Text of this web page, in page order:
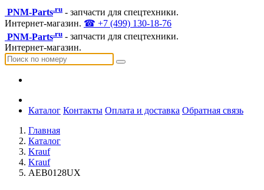
PNM-Parts.ru - запчасти для спецтехники.
Интернет-магазин. ☎ +7 (499) 130-18-76
PNM-Parts.ru - запчасти для спецтехники.
Интернет-магазин.
Каталог Контакты Оплата и доставка Обратная связь
Главная
Каталог
Krauf
Krauf
AEB0128UX